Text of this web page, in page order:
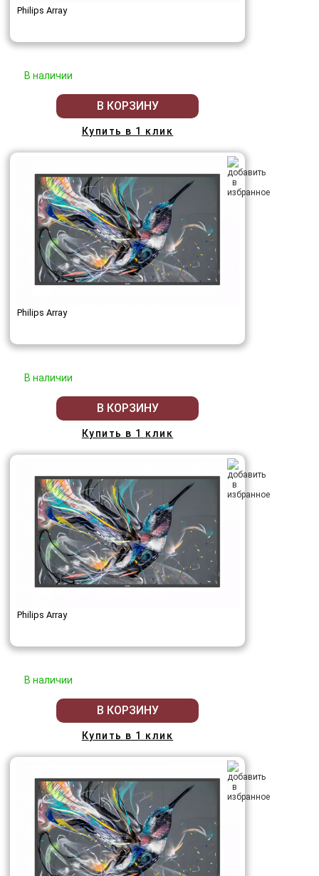
Philips Array
В наличии
В КОРЗИНУ
Купить в 1 клик
Philips Array
В наличии
В КОРЗИНУ
Купить в 1 клик
Philips Array
В наличии
В КОРЗИНУ
Купить в 1 клик